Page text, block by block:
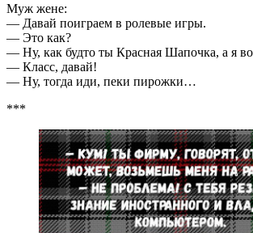
Муж жене:
— Давай поиграем в ролевые игры.
— Это как?
— Ну, как будто ты Красная Шапочка, а я
— Класс, давай!
— Ну, тогда иди, пеки пирожки…
***